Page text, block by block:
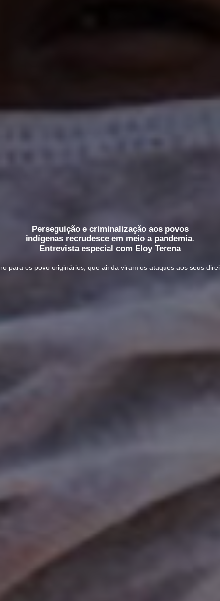
Perseguição e criminalização aos povos
indígenas recrudesce em meio a pandemia.
Entrevista especial com Eloy Terena
para os povo originários, que ainda viram os ataques aos seus